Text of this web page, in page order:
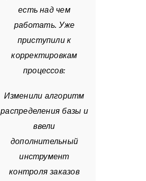
есть над чем
работать. Уже
приступили к
корректировкам
процессов:
Изменили алгоритм
распределения базы и
ввели
дополнительный
инструмент
контроля заказов